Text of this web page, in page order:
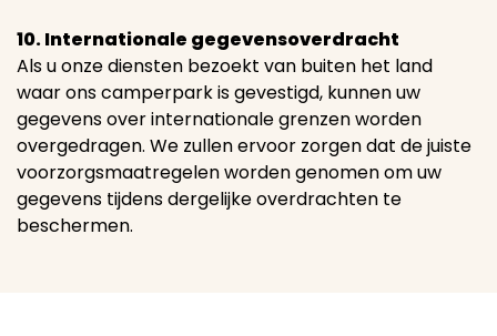
10. Internationale gegevensoverdracht
Als u onze diensten bezoekt van buiten het land
waar ons camperpark is gevestigd, kunnen uw
gegevens over internationale grenzen worden
overgedragen. We zullen ervoor zorgen dat de juiste
voorzorgsmaatregelen worden genomen om uw
gegevens tijdens dergelijke overdrachten te
beschermen.